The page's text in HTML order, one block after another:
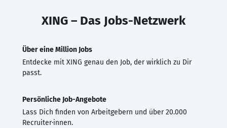
XING – Das Jobs-Netzwerk
Über eine Million Jobs
Entdecke mit XING genau den Job, der wirklich zu Dir
passt.
Persönliche Job-Angebote
Lass Dich finden von Arbeitgebern und über 20.000
Recruiter·innen.